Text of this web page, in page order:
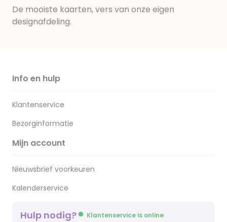
De mooiste kaarten, vers van onze eigen
designafdeling.
Info en hulp
Klantenservice
Bezorginformatie
Mijn account
Nieuwsbrief voorkeuren
Kalenderservice
Hulp nodig? Klantenservice is online